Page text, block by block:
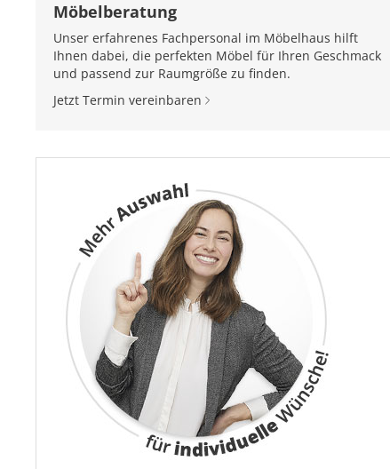
Möbelberatung
Unser erfahrenes Fachpersonal im Möbelhaus hilft
Ihnen dabei, die perfekten Möbel für Ihren Geschmack
und passend zur Raumgröße zu finden.
Jetzt Termin vereinbaren